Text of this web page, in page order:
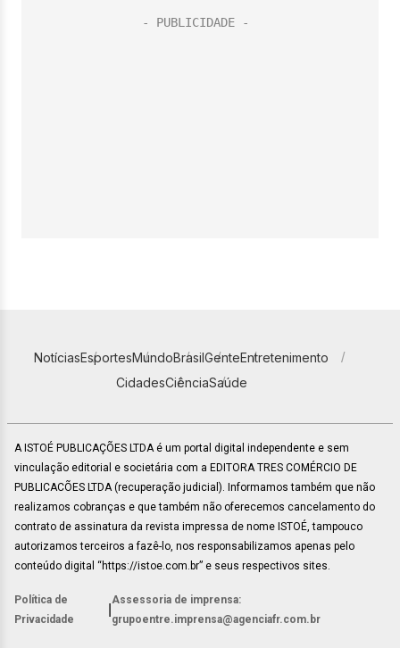
NotíciasEsportesMundoBrasilGenteEntretenimento
CidadesCiênciaSaúde
A ISTOÉ PUBLICAÇÕES LTDA é um portal digital independente e sem
vinculação editorial e societária com a EDITORA TRES COMÉRCIO DE
PUBLICACÕES LTDA (recuperação judicial). Informamos também que não
realizamos cobranças e que também não oferecemos cancelamento do
contrato de assinatura da revista impressa de nome ISTOÉ, tampouco
autorizamos terceiros a fazê-lo, nos responsabilizamos apenas pelo
conteúdo digital “https://istoe.com.br” e seus respectivos sites.
Política de
Privacidade
Assessoria de imprensa:
grupoentre.imprensa@agenciafr.com.br